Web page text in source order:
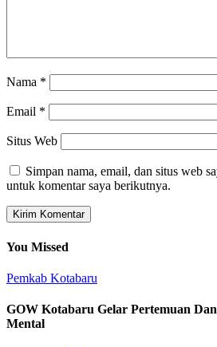
Nama *
Email *
Situs Web
Simpan nama, email, dan situs web
untuk komentar saya berikutnya.
You Missed
Pemkab Kotabaru
GOW Kotabaru Gelar Pertemuan
Mental